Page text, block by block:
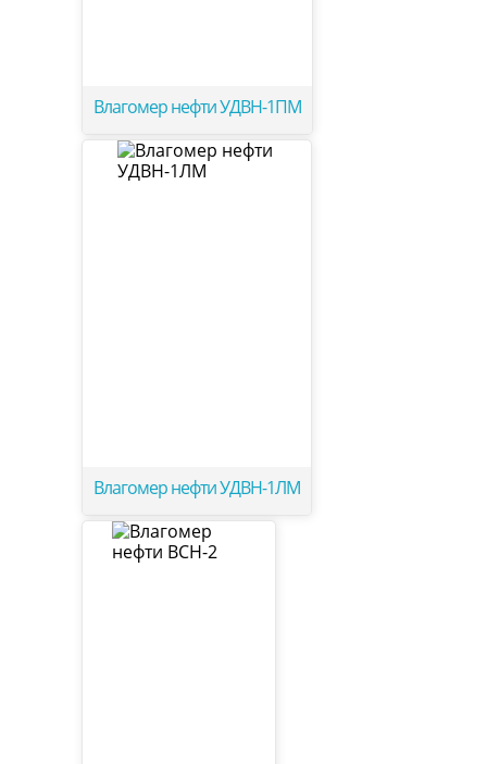
Влагомер нефти УДВН-1ПМ
Влагомер нефти УДВН-1ЛМ